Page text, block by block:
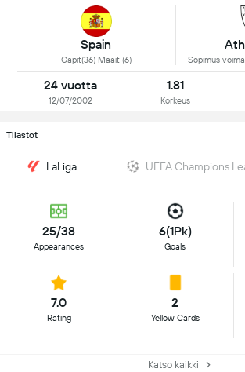
Spain
Capit(36) Maait (6) Sopimus
24 vuotta
12/07/2002
1.81
Korkeus
Tilastot
LaLiga UEFA Champions
25/38
Appearances
6(1Pk)
Goals
7.0
Rating
2
Yellow Cards
Katso kaikki